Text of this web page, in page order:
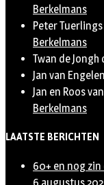
Berkelmans
Peter Tuerlings
Berkelmans
Twan de Jongh
Jan van Engelen
Jan en Roos
Berkelmans
LAATSTE BERICHTEN
60+ en nog